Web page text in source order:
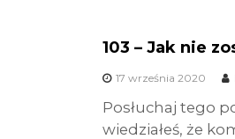
103 – Jak nie
17 września 2020
Posłuchaj tego
wiedziałeś, że